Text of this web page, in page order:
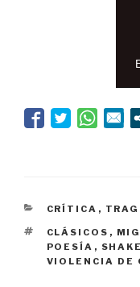
CATEGORÍAS
CRÍTICA ,
ETIQUETAS
CLÁSICOS ,
POESÍA ,
VIOLENCIA DE